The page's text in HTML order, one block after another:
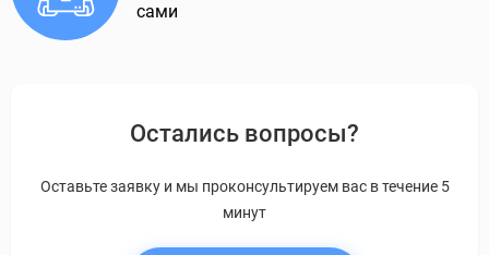
сами
Остались вопросы?
Оставьте заявку и мы проконсультируем вас в течение 5
минут